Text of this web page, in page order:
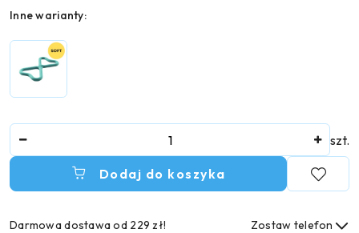
Wariant
Inne warianty:
szt.
Dodaj do koszyka
Darmowa dostawa od 229 zł! Zostaw telefon